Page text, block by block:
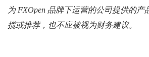
为 FXOpen 品牌下运营的公司提供的产
揽或推荐，也不应被视为财务建议。